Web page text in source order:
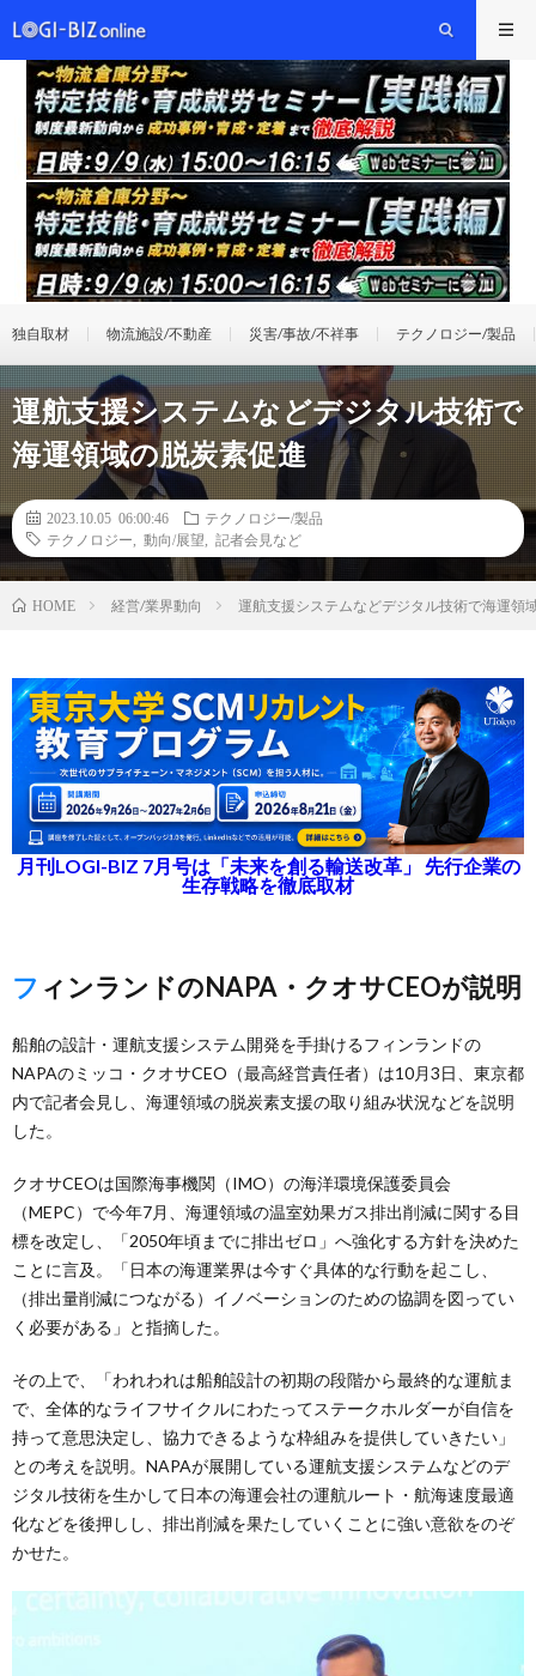
独自取材 物流施設/不動産 災害/事故/不祥事 テクノロジー/製品
運航支援システムなどデジタル技術で
海運領域の脱炭素促進
2023.10.05 06:00:46
テクノロジー/製品
テクノロジー
動向/展望 記者会見など
HOME 経営/業界動向 運航支援システムなどデジタル技術で海運領
月刊LOGI-BIZ 7月号は「未来を創る輸送改革」 先行企業の
生存戦略を徹底取材
フィンランドのNAPA・クオサCEOが説明
船舶の設計・運航支援システム開発を手掛けるフィンランドの
NAPAのミッコ・クオサCEO（最高経営責任者）は10月3日、東京都
内で記者会見し、海運領域の脱炭素支援の取り組み状況などを説明
した。
クオサCEOは国際海事機関（IMO）の海洋環境保護委員会
（MEPC）で今年7月、海運領域の温室効果ガス排出削減に関する目
標を改定し、「2050年頃までに排出ゼロ」へ強化する方針を決めた
ことに言及。「日本の海運業界は今すぐ具体的な行動を起こし、
（排出量削減につながる）イノベーションのための協調を図ってい
く必要がある」と指摘した。
その上で、「われわれは船舶設計の初期の段階から最終的な運航ま
で、全体的なライフサイクルにわたってステークホルダーが自信を
持って意思決定し、協力できるような枠組みを提供していきたい」
との考えを説明。NAPAが展開している運航支援システムなどのデ
ジタル技術を生かして日本の海運会社の運航ルート・航海速度最適
化などを後押しし、排出削減を果たしていくことに強い意欲をのぞ
かせた。